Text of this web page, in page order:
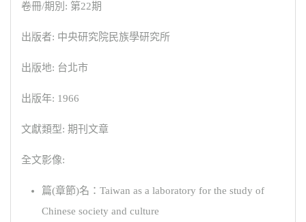
卷冊/期別: 第22期
出版者: 中央研究院民族學研究所
出版地: 台北市
出版年: 1966
文獻類型: 期刊文章
全文影像:
篇(章節)名：Taiwan as a laboratory for the study of
Chinese society and culture